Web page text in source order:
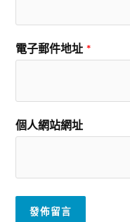
電子郵件地址 *
個人網站網址